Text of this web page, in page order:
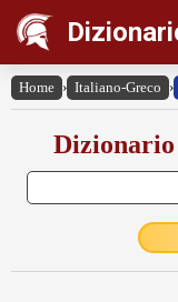
Home › Italiano-Greco ›